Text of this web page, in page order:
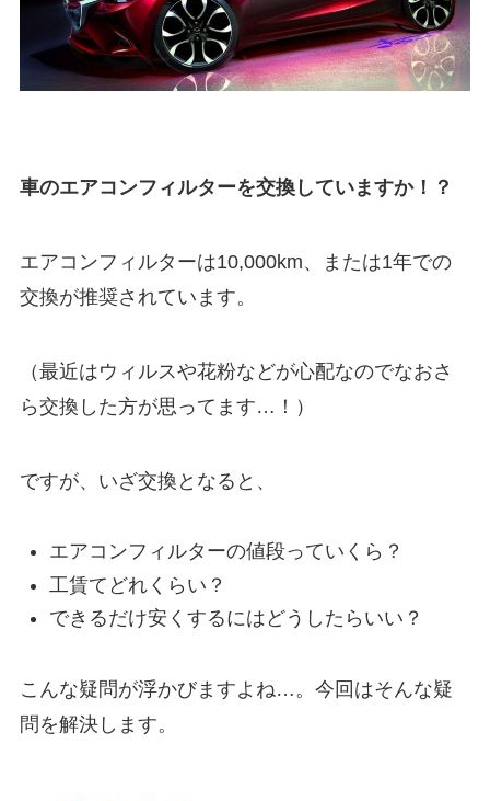
車のエアコンフィルターを交換していますか！？
エアコンフィルターは10,000km、または1年での
交換が推奨されています。
（最近はウィルスや花粉などが心配なのでなおさ
ら交換した方が思ってます…！）
ですが、いざ交換となると、
エアコンフィルターの値段っていくら？
工賃てどれくらい？
できるだけ安くするにはどうしたらいい？
こんな疑問が浮かびますよね…。今回はそんな疑
問を解決します。